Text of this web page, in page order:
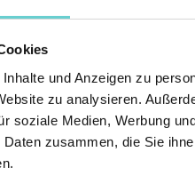
und Anzeigen zu
zu analysieren.
soziale Medien, Werbung
zusammen, die Sie